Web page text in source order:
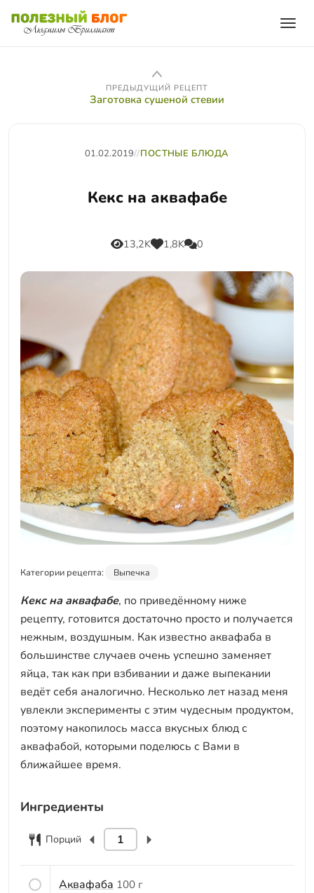
ПРЕДЫДУЩИЙ РЕЦЕПТ
Заготовка сушеной стевии
01.02.2019//ПОСТНЫЕ БЛЮДА
Кекс на аквафабе
13,2K 1,8K 0
Категории рецепта: Выпечка
Кекс на аквафабе, по приведённому ниже
рецепту, готовится достаточно просто и получается
нежным, воздушным. Как известно аквафаба в
большинстве случаев очень успешно заменяет
яйца, так как при взбивании и даже выпекании
ведёт себя аналогично. Несколько лет назад меня
увлекли эксперименты с этим чудесным продуктом,
поэтому накопилось масса вкусных блюд с
аквафабой, которыми поделюсь с Вами в
ближайшее время.
Ингредиенты
Порций
Аквафаба 100 г